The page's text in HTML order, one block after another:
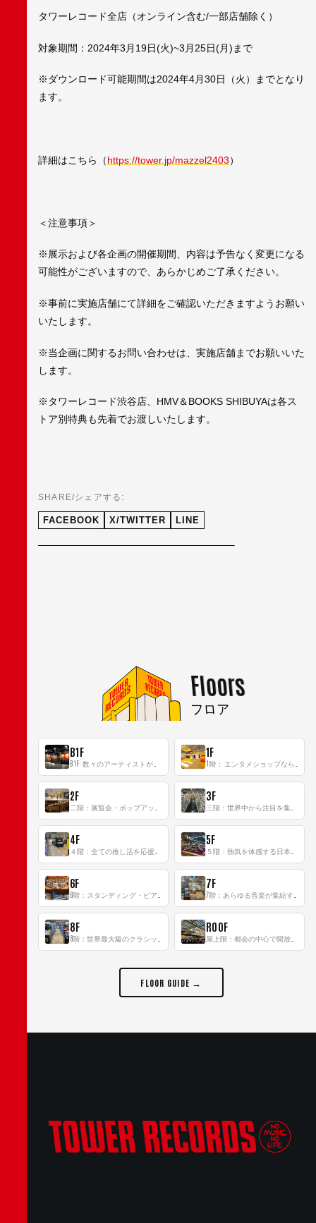
タワーレコード全店（オンライン含む/一部店舗除く）
対象期間：2024年3月19日(火)~3月25日(月)まで
※ダウンロード可能期間は2024年4月30日（火）までとなり
ます。
詳細はこちら（https://tower.jp/mazzel2403）
＜注意事項＞
※展示および各企画の開催期間、内容は予告なく変更になる
可能性がございますので、あらかじめご了承ください。
※事前に実施店舗にて詳細をご確認いただきますようお願い
いたします。
※当企画に関するお問い合わせは、実施店舗までお願いいた
します。
※タワーレコード渋谷店、HMV＆BOOKS SHIBUYAは各ス
トア別特典も先着でお渡しいたします。
SHARE/シェアする:
FACEBOOK X/TWITTER LINE
Floors
フロア
B1F 1F
2F 3F
4F 5F
6F 7F
8F ROOF
FLOOR GUIDE →